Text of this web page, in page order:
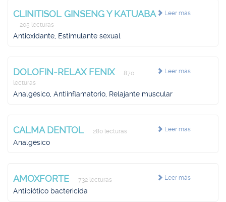
Leer más
CLINITISOL GINSENG Y KATUABA
205 lecturas
Antioxidante, Estimulante sexual
Leer más
DOLOFIN-RELAX FENIX
870
lecturas
Analgésico, Antiinflamatorio, Relajante muscular
Leer más
CALMA DENTOL 280 lecturas
Analgésico
Leer más
AMOXFORTE 732 lecturas
Antibiótico bactericida